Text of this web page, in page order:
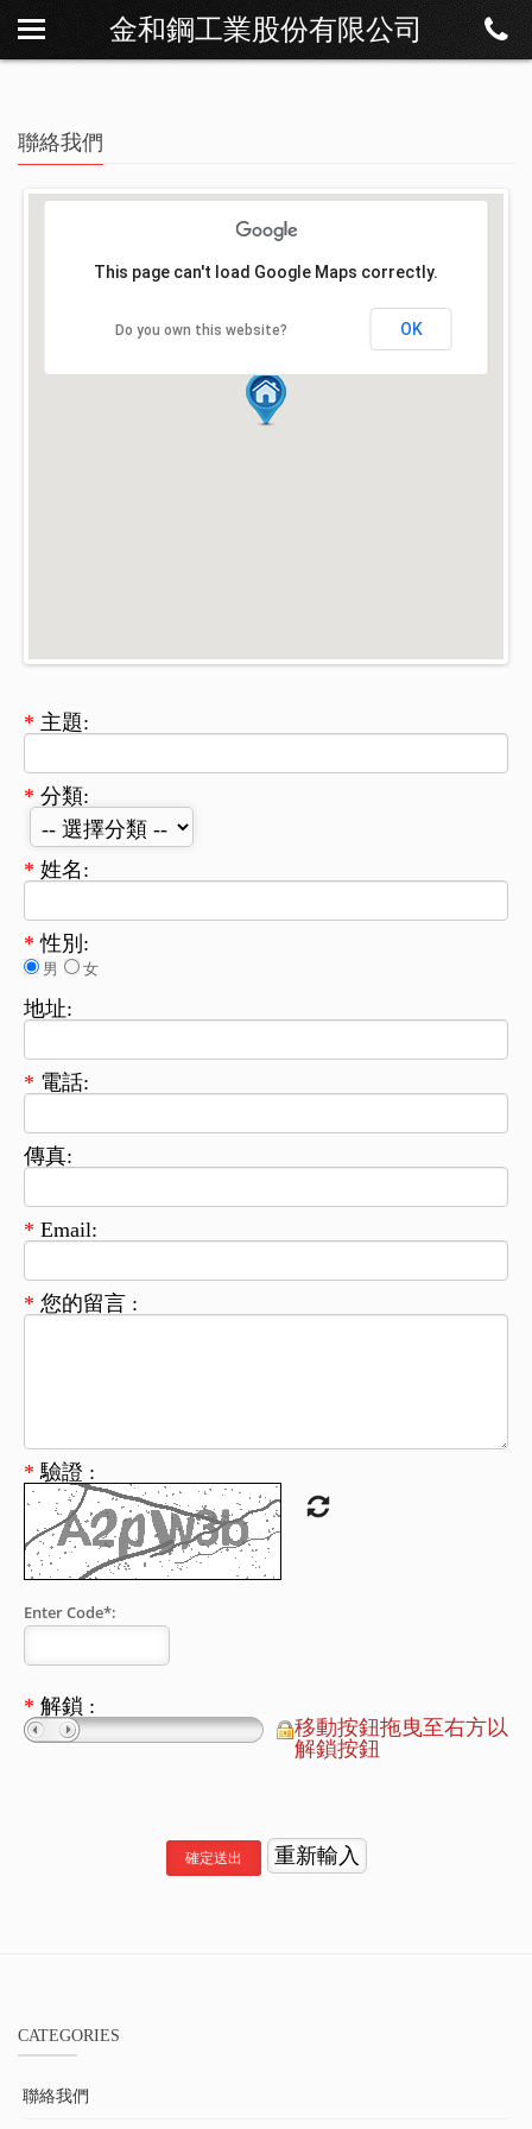
金和鋼工業股份有限公司
關於我們
商品櫥窗
聯絡我們
Loading...
This page can't load Google Maps correctly.
Do you own this website? OK
* 主題:
* 分類:
* 姓名:
* 性別:
男 女
地址:
* 電話:
傳真:
* Email:
* 您的留言 :
* 驗證 :
Enter Code*:
* 解鎖 :
移動按鈕拖曳至右方以
解鎖按鈕
CATEGORIES
聯絡我們